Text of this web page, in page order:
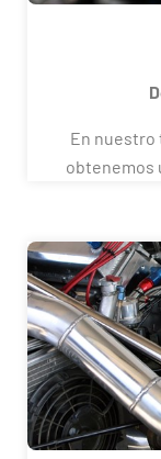
En nuestro
obtenemos